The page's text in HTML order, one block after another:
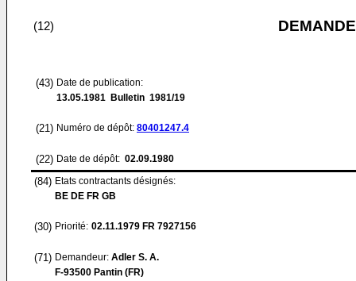
(12)
(43) Date de publication:
13.05.1981 Bulletin 1981/19
(21) Numéro de dépôt: 80401247.4
(22) Date de dépôt: 02.09.1980
(84) Etats contractants désignés:
BE DE FR GB
(30) Priorité: 02.11.1979 FR 7927156
(71) Demandeur: Adler S. A.
F-93500 Pantin (FR)